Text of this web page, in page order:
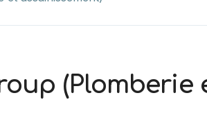
(Plomberie